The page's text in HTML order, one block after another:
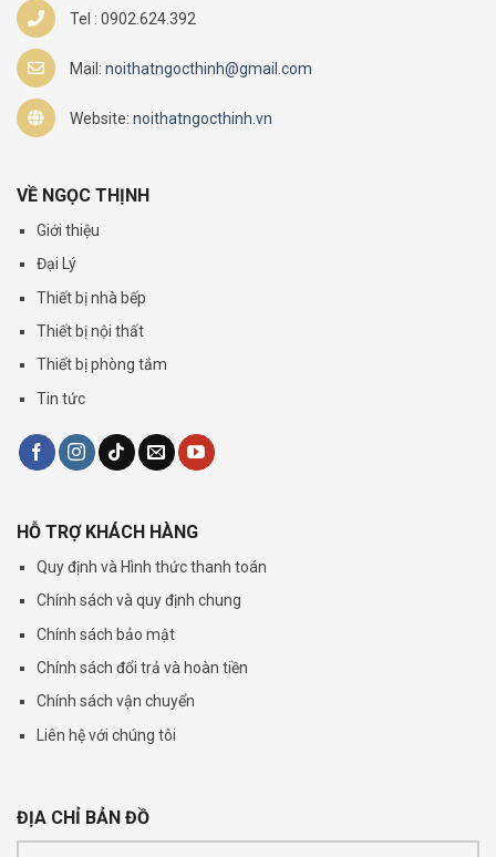
Tel : 0902.624.392
Mail: noithatngocthinh@gmail.com
Website: noithatngocthinh.vn
VỀ NGỌC THỊNH
Giới thiệu
Đại Lý
Thiết bị nhà bếp
Thiết bị nội thất
Thiết bị phòng tắm
Tin tức
HỖ TRỢ KHÁCH HÀNG
Quy định và Hình thức thanh toán
Chính sách và quy định chung
Chính sách bảo mật
Chính sách đổi trả và hoàn tiền
Chính sách vận chuyển
Liên hệ với chúng tôi
ĐỊA CHỈ BẢN ĐỒ